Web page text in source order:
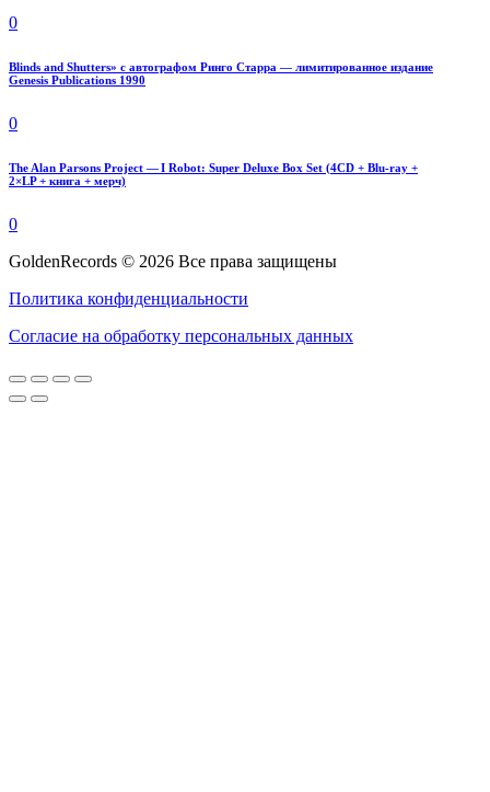
0
Blinds and Shutters» с автографом Ринго Старра — лимитированное издание
Genesis Publications 1990
0
The Alan Parsons Project — I Robot: Super Deluxe Box Set (4CD + Blu-ray +
2×LP + книга + мерч)
0
GoldenRecords © 2026 Все права защищены
Политика конфиденциальности
Согласие на обработку персональных данных